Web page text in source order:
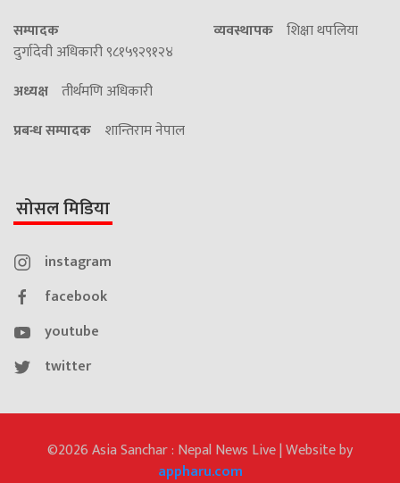
सम्पादक
दुर्गादेवी अधिकारी ९८१५९२९१२४
व्यवस्थापक शिक्षा थपलिया
अध्यक्ष तीर्थमणि अधिकारी
प्रबन्ध सम्पादक शान्तिराम नेपाल
सोसल मिडिया
instagram
facebook
youtube
twitter
©2026 Asia Sanchar : Nepal News Live | Website by
appharu.com